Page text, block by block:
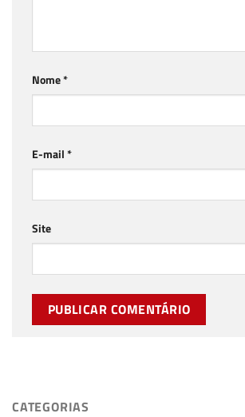
Nome*
E-mail*
Site
CATEGORIAS